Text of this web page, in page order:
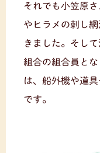
それでも小笠原
やヒラメの刺し
きました。そし
組合の組合員と
は、船外機や道
です。